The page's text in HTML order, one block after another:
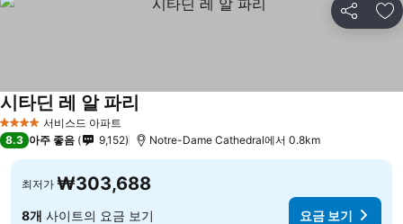
공유 즐
4 성급 서비스드 아파트
시타딘 레 알 파리
8.3 아주 좋음 9,152 Notre-Dame Cathedral에서 0.8km
최저가 ₩303,688
8개 사이트의 요금 보기 요금 보기